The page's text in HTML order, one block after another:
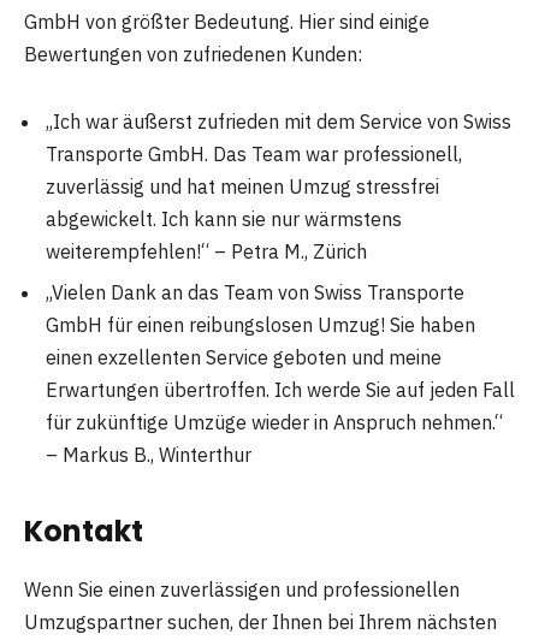
GmbH von größter Bedeutung. Hier sind einige
Bewertungen von zufriedenen Kunden:
„Ich war äußerst zufrieden mit dem Service von Swiss
Transporte GmbH. Das Team war professionell,
zuverlässig und hat meinen Umzug stressfrei
abgewickelt. Ich kann sie nur wärmstens
weiterempfehlen!“ – Petra M., Zürich
„Vielen Dank an das Team von Swiss Transporte
GmbH für einen reibungslosen Umzug! Sie haben
einen exzellenten Service geboten und meine
Erwartungen übertroffen. Ich werde Sie auf jeden Fall
für zukünftige Umzüge wieder in Anspruch nehmen.“
– Markus B., Winterthur
Kontakt
Wenn Sie einen zuverlässigen und professionellen
Umzugspartner suchen, der Ihnen bei Ihrem nächsten